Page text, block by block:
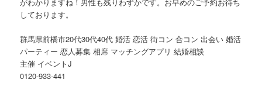
しております。
群馬県前橋市20代30代40代 婚活 恋活 街コン 合コン 出会い 婚活
パーティー 恋人募集 相席 マッチングアプリ 結婚相談
主催 イベントJ
0120-933-441